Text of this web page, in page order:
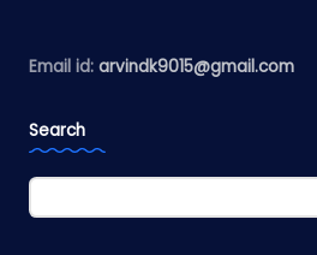
Email id: arvindk9015@gmail.com
Search